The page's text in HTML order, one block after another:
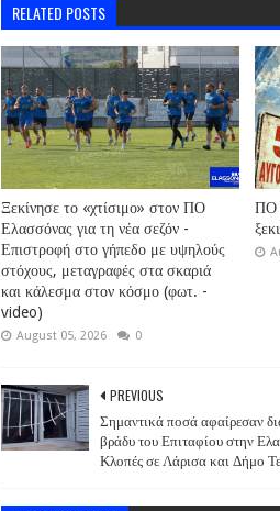
RELATED POSTS
Ξεκίνησε το «χτίσιμο» στον ΠΟ
Ελασσόνας για τη νέα σεζόν -
Επιστροφή στο γήπεδο με υψηλούς
στόχους, μεταγραφές στα σκαριά
και κάλεσμα στον κόσμο (φωτ. -
video)
August 05, 2026 0
ΠΟ
PREVIOUS
Σημαντικά ποσά αφαίρεσαν
βράδυ του Επιταφίου στην
Κλοπές σε Λάρισα και Δήμο